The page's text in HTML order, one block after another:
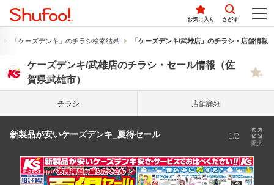
お気に入り さがす
「ケーズデンキ」のチラシ検索結果 「ケーズデンキ/武雄店」のチラシ・店舗情報
ケーズデンキ/武雄店のチラシ・セール情報（佐
賀県武雄市）
チラシ 店舗詳細
新製品が安いケーズデンキ_夏得セール 1/2
拡大